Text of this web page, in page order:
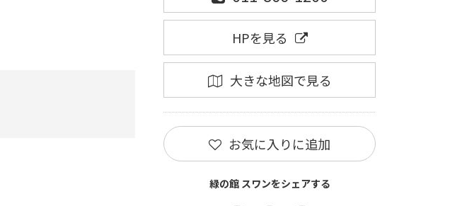
HPを見る
大きな地図で見る
お気に入りに追加
緑の館 スワンをシェアする